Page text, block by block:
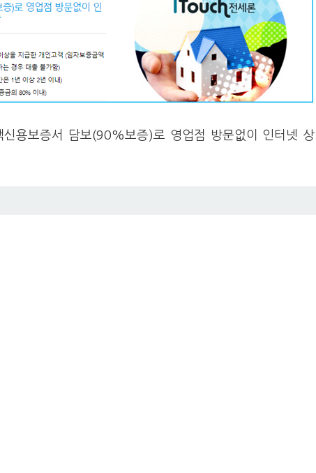
용보증서 담보(90%보증)로 영업점 방문없이 인터넷